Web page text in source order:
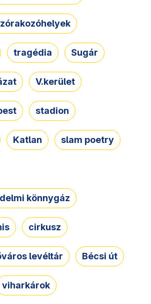
tragédia Sugár
V.kerület
stadion
Katlan slam poetry
könnygáz
cirkusz
levéltár Bécsi út
viharkárok